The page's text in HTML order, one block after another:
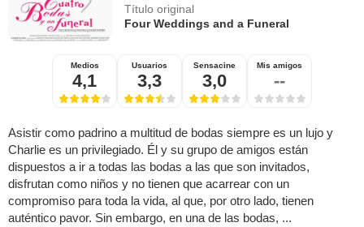
Título original
Four Weddings and a Funeral
Medios
4,1
Usuarios
3,3
Sensacine
3,0
Mis amigos
--
Asistir como padrino a multitud de bodas siempre es un lujo y
Charlie es un privilegiado. Él y su grupo de amigos están
dispuestos a ir a todas las bodas a las que son invitados,
disfrutan como niños y no tienen que acarrear con un
compromiso para toda la vida, al que, por otro lado, tienen
auténtico pavor. Sin embargo, en una de las bodas, ...